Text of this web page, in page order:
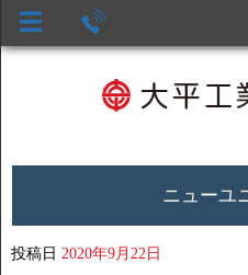
ニューユ
投稿日 2020年9月22日